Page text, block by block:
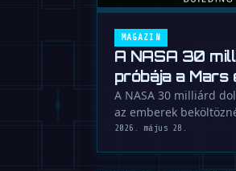
MAGAZIN
A NASA 30
próbája a Mars
A NASA 30 milliárd
az emberek
2026. május 28.